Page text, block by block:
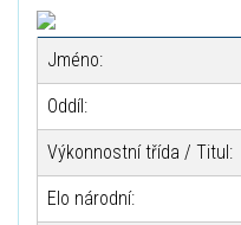
Jméno:
Oddíl:
Výkonnostní třída / Titul:
Elo národní: